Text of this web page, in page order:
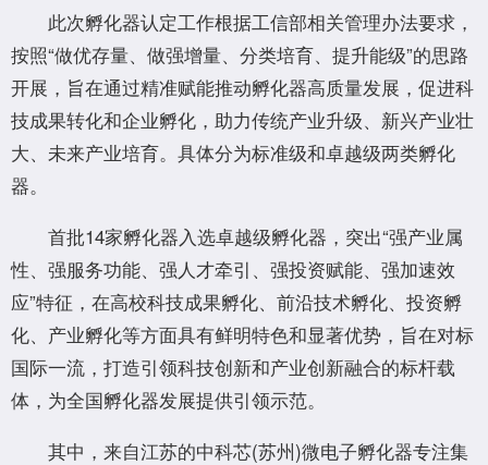
此次孵化器认定工作根据工信部相关管理办法要求，
按照“做优存量、做强增量、分类培育、提升能级”的思路
开展，旨在通过精准赋能推动孵化器高质量发展，促进科
技成果转化和企业孵化，助力传统产业升级、新兴产业壮
大、未来产业培育。具体分为标准级和卓越级两类孵化
器。
首批14家孵化器入选卓越级孵化器，突出“强产业属
性、强服务功能、强人才牵引、强投资赋能、强加速效
应”特征，在高校科技成果孵化、前沿技术孵化、投资孵
化、产业孵化等方面具有鲜明特色和显著优势，旨在对标
国际一流，打造引领科技创新和产业创新融合的标杆载
体，为全国孵化器发展提供引领示范。
其中，来自江苏的中科芯(苏州)微电子孵化器专注集